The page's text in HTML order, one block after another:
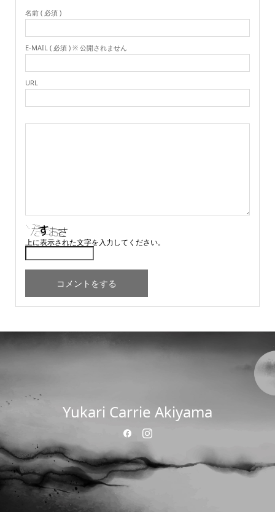
名前 ( 必須 )
E-MAIL ( 必須 ) ※ 公開されません
URL
上に表示された文字を入力してください。
Yukari Carrie Akiyama